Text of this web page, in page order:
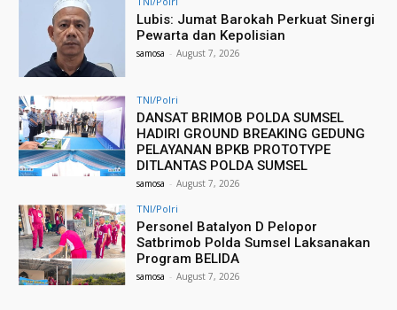
Lubis: Jumat Barokah Perkuat Sinergi
Pewarta dan Kepolisian
samosa - August 7, 2026
TNI/Polri
DANSAT BRIMOB POLDA SUMSEL
HADIRI GROUND BREAKING GEDUNG
PELAYANAN BPKB PROTOTYPE
DITLANTAS POLDA SUMSEL
samosa - August 7, 2026
TNI/Polri
Personel Batalyon D Pelopor
Satbrimob Polda Sumsel Laksanakan
Program BELIDA
samosa - August 7, 2026